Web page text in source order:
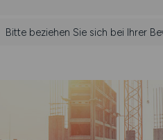
Bitte beziehen Sie sich bei Ihrer